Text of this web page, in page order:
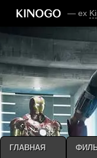
— ex
ГЛАВНАЯ